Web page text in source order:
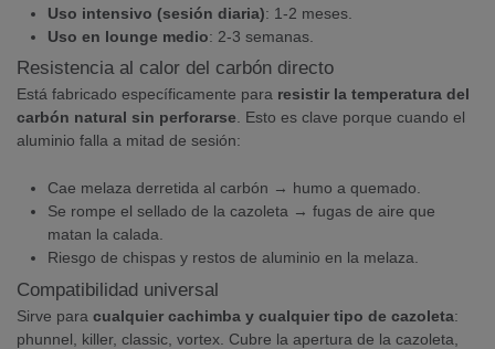
Uso intensivo (sesión diaria): 1-2 meses.
Uso en lounge medio: 2-3 semanas.
Resistencia al calor del carbón directo
Está fabricado específicamente para resistir la temperatura del
carbón natural sin perforarse . Esto es clave porque cuando el
aluminio falla a mitad de sesión:
Cae melaza derretida al carbón → humo a quemado.
Se rompe el sellado de la cazoleta → fugas de aire que
matan la calada.
Riesgo de chispas y restos de aluminio en la melaza.
Compatibilidad universal
Sirve para cualquier cachimba y cualquier tipo de cazoleta:
phunnel, killer, classic, vortex. Cubre la apertura de la cazoleta,